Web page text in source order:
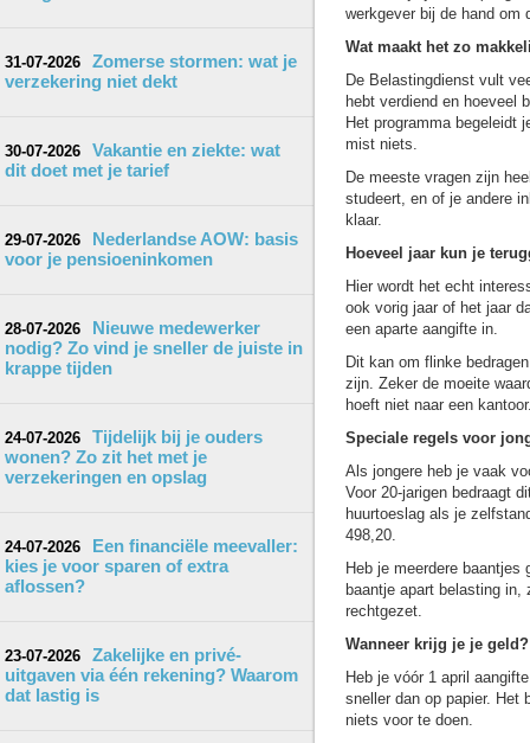
31-07-2026
Zomerse stormen: wat je
verzekering niet dekt
30-07-2026
Vakantie en ziekte: wat
dit doet met je tarief
29-07-2026
Nederlandse AOW: basis
voor je pensioeninkomen
28-07-2026
Nieuwe medewerker
nodig? Zo vind je sneller de juiste in
krappe tijden
24-07-2026
Tijdelijk bij je ouders
wonen? Zo zit het met je
verzekeringen en opslag
24-07-2026
Een financiële meevaller:
kies je voor sparen of extra
aflossen?
23-07-2026
Zakelijke en privé-
uitgaven via één rekening? Waarom
dat lastig is
werkgever bij de hand om
Wat maakt het zo
De Belastingdienst vult
hebt verdiend en hoeveel
Het programma begeleidt
mist niets.
De meeste vragen zijn
studeert, en of je andere
klaar.
Hoeveel jaar kun je
Hier wordt het echt
ook vorig jaar of het jaar
een aparte aangifte in.
Dit kan om flinke
zijn. Zeker de moeite
hoeft niet naar een
Speciale regels voor
Als jongere heb je vaak
Voor 20-jarigen bedraagt
huurtoeslag als je
498,20.
Heb je meerdere
baantje apart belasting
rechtgezet.
Wanneer krijg je je geld?
Heb je vóór 1 april
sneller dan op papier. Het
niets voor te doen.